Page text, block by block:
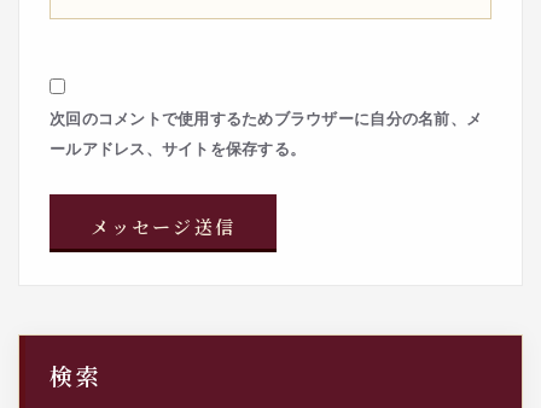
次回のコメントで使用するためブラウザーに自分の名前、メ
ールアドレス、サイトを保存する。
検索